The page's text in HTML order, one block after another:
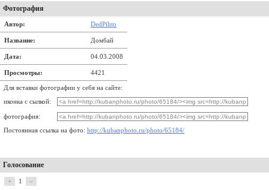
Фотография
Автор: DedPihto
Название: Домбай
Дата: 04.03.2008
Просмотры: 4421
Для вставки фотографии у себя на сайте:
иконка с сылкой:
фотография:
Постоянная ссылка на фото: http://kubanphoto.ru/photo/65184/
Голосование
+ 1 –